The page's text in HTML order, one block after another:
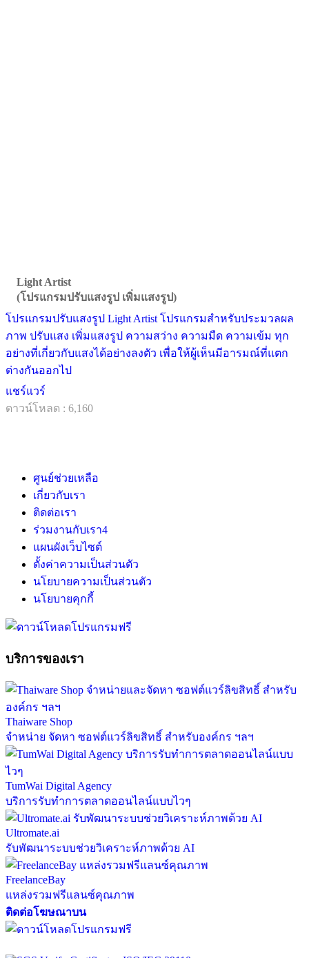
Light Artist
(โปรแกรมปรับแสงรูป เพิ่มแสงรูป)
โปรแกรมปรับแสงรูป Light Artist โปรแกรมสำหรับประมวลผล
ภาพ ปรับแสง เพิ่มแสงรูป ความสว่าง ความมืด ความเข้ม ทุก
อย่างที่เกี่ยวกับแสงได้อย่างลงตัว เพื่อให้ผู้เห็นมีอารมณ์ที่แตก
ต่างกันออกไป
แชร์แวร์
ดาวน์โหลด : 6,160
ศูนย์ช่วยเหลือ
เกี่ยวกับเรา
ติดต่อเรา
ร่วมงานกับเรา4
แผนผังเว็บไซต์
ตั้งค่าความเป็นส่วนตัว
นโยบายความเป็นส่วนตัว
นโยบายคุกกี้
บริการของเรา
Thaiware Shop
จำหน่าย จัดหา ซอฟต์แวร์ลิขสิทธิ์ สำหรับองค์กร ฯลฯ
TumWai Digital Agency
บริการรับทำการตลาดออนไลน์แบบไวๆ
Ultromate.ai
รับพัฒนาระบบช่วยวิเคราะห์ภาพด้วย AI
FreelanceBay
แหล่งรวมฟรีแลนซ์คุณภาพ
ติดต่อโฆษณาบน